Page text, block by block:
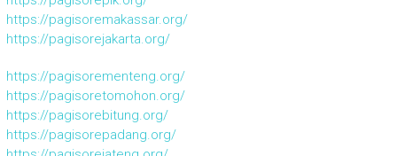
https://pagisoremakassar.org/
https://pagisorejakarta.org/
https://pagisorementeng.org/
https://pagisoretomohon.org/
https://pagisorebitung.org/
https://pagisorepadang.org/